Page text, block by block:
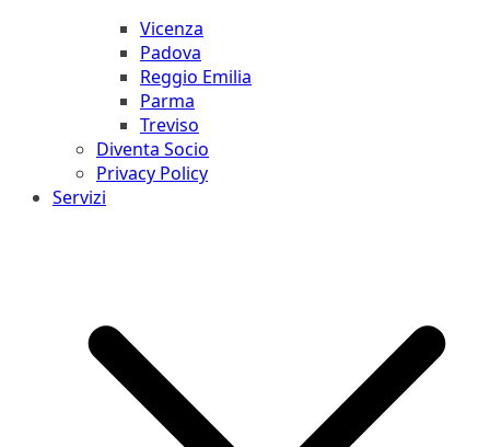
Vicenza
Padova
Reggio Emilia
Parma
Treviso
Diventa Socio
Privacy Policy
Servizi